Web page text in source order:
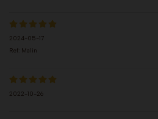
2024-05-17
Ref: Malin
2022-10-26